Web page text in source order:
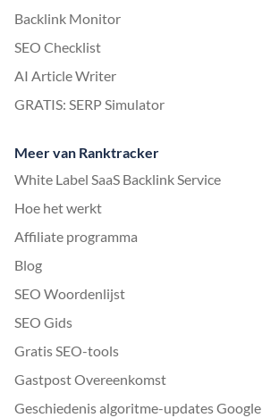
Backlink Monitor
SEO Checklist
AI Article Writer
GRATIS: SERP Simulator
Meer van Ranktracker
White Label SaaS Backlink Service
Hoe het werkt
Affiliate programma
Blog
SEO Woordenlijst
SEO Gids
Gratis SEO-tools
Gastpost Overeenkomst
Geschiedenis algoritme-updates Google